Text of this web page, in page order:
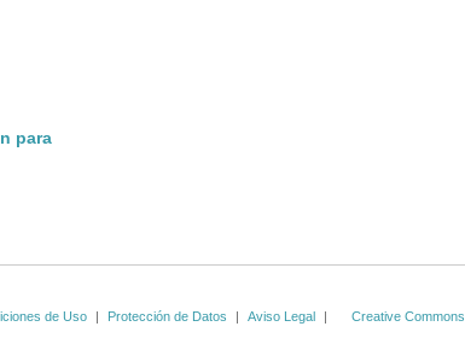
para
de Uso | Protección de Datos | Aviso Legal | Creative Commons